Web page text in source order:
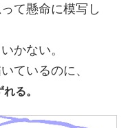
て懸命に模写し
かない。
ているのに、
る。